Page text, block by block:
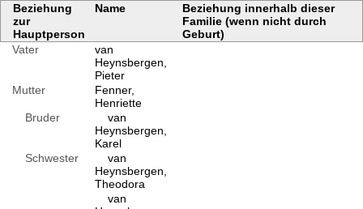
Beziehung
zur
Hauptperson
Name
Beziehung innerhalb dieser
Familie (wenn nicht durch
Geburt)
Vater
van
Heynsbergen,
Pieter
Mutter
Fenner,
Henriette
Bruder
van
Heynsbergen,
Karel
Schwester
van
Heynsbergen,
Theodora
van